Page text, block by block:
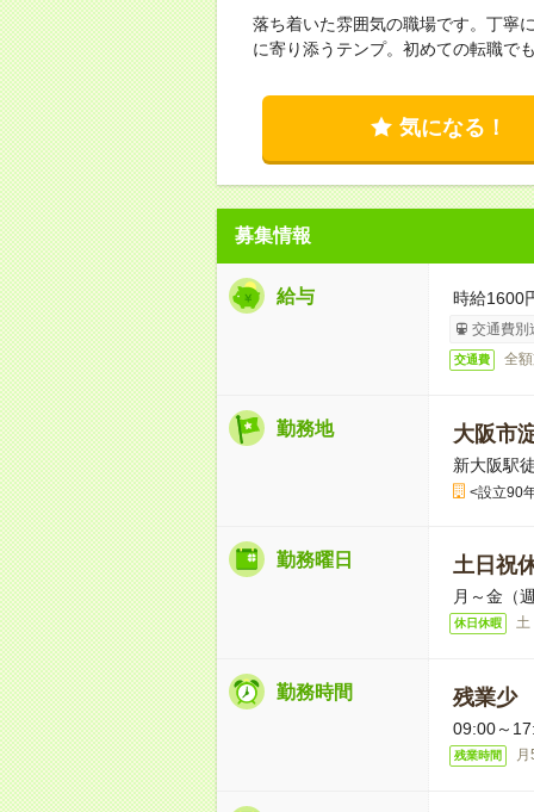
落ち着いた雰囲気の職場です。丁寧
に寄り添うテンプ。初めての転職で
気になる！
募集情報
給与 時給1600
交通費別
交通費 全
勤務地 大阪市
新大阪駅
<設立90
勤務曜日 土日祝
月～金（
休日休暇 土
勤務時間 残業少
09:00～
残業時間